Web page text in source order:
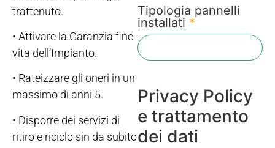
trattenuto.
• Attivare la Garanzia fine
vita dell’Impianto.
• Rateizzare gli oneri in un
massimo di anni 5.
• Disporre dei servizi di
ritiro e riciclo sin da subito
Tipologia pannelli
installati *
Privacy Policy
e trattamento
dei dati